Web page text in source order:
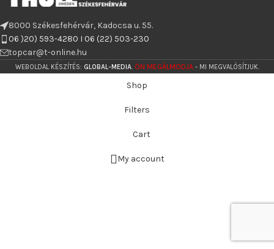
8000 Székesfehérvár, Kadocsa u. 55.
06 )20) 593-4280 I 06 (22) 503-230
topcar@t-online.hu
WEBOLDAL KÉSZÍTÉS: GLOBAL-MEDIA.ÖN MEGÁLMODJA- MI MEGVALÓSÍTJUK.
Shop
Filters
Cart
My account